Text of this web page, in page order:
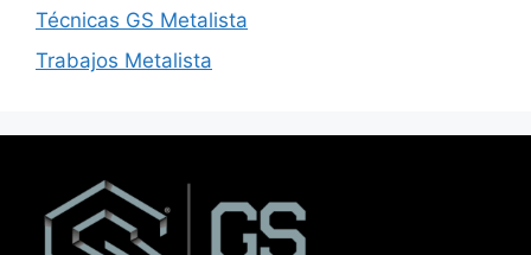
Técnicas GS Metalista
Trabajos Metalista